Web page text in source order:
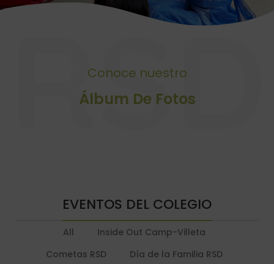
RSD
Conoce nuestro
Álbum De Fotos
EVENTOS DEL COLEGIO
All
Inside Out Camp-Villeta
Cometas RSD
Día de la Familia RSD